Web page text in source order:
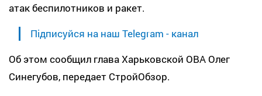
атак беспилотников и ракет.
Підписуйся на наш Telegram - канал
Об этом сообщил глава Харьковской ОВА Олег
Синегубов, передает СтройОбзор.